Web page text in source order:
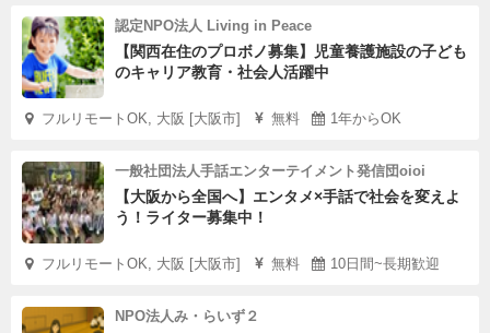
認定NPO法人 Living in Peace
【関西在住のプロボノ募集】児童養護施設の子ども
のキャリア教育・社会人活躍中
フルリモートOK, 大阪 [大阪市] 無料 1年からOK
一般社団法人手話エンターテイメント発信団oioi
【大阪から全国へ】エンタメ×手話で社会を変えよ
う！ライター募集中！
フルリモートOK, 大阪 [大阪市] 無料 10日間~長期歓迎
NPO法人み・らいず２